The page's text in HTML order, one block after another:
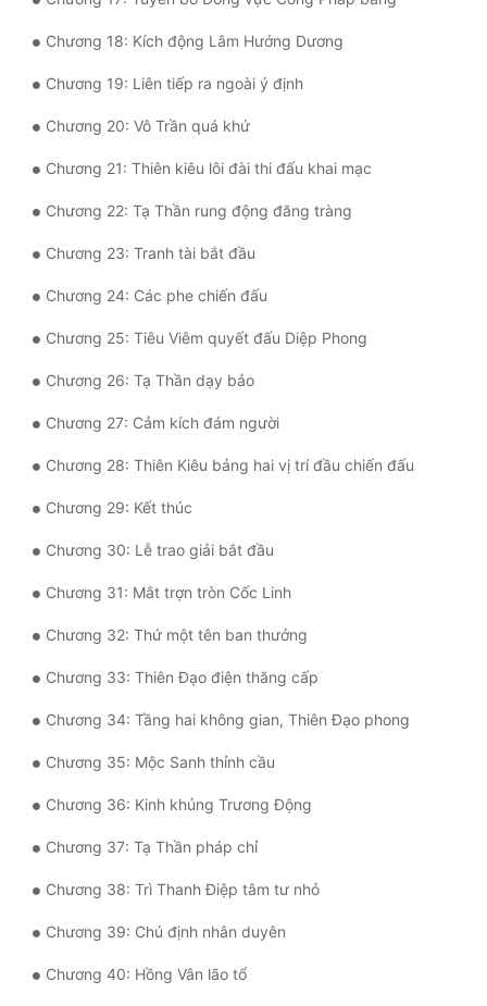
Xuyên Không
Xuyên Nhanh
Xuyên Sách
Xuyên Thư
Điền Văn
Đô Thị
Đông Phương
Đông Phương Huyền Huyễn
Đồng Nhân
Cẩu Đạo Trường Sinh
Ngự Thú
Truyện Nam
Truyện Nữ
Vô Địch Lưu
Xây Dựng Thế Lực
Đam Mỹ
Chương 18: Kích động Lâm Hướng Dương
Chương 19: Liên tiếp ra ngoài ý định
Chương 20: Vô Trần quá khứ
Chương 21: Thiên kiêu lôi đài thi đấu khai mạc
Chương 22: Tạ Thần rung động đăng tràng
Chương 23: Tranh tài bắt đầu
Chương 24: Các phe chiến đấu
Chương 25: Tiêu Viêm quyết đấu Diệp Phong
Chương 26: Tạ Thần dạy bảo
Chương 27: Cảm kích đám người
Chương 28: Thiên Kiêu bảng hai vị trí đầu chiến đấu
Chương 29: Kết thúc
Chương 30: Lễ trao giải bắt đầu
Chương 31: Mắt trợn tròn Cốc Linh
Chương 32: Thứ một tên ban thưởng
Chương 33: Thiên Đạo điện thăng cấp
Chương 34: Tầng hai không gian, Thiên Đạo phong
Chương 35: Mộc Sanh thỉnh cầu
Chương 36: Kinh khủng Trương Động
Chương 37: Tạ Thần pháp chỉ
Chương 38: Trì Thanh Điệp tâm tư nhỏ
Chương 39: Chú định nhân duyên
Chương 40: Hồng Vân lão tổ